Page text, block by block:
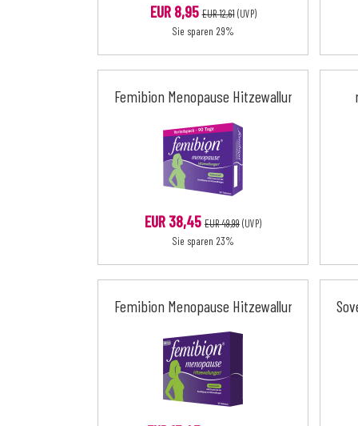
EUR 8,95 EUR 12,61(UVP)
Sie sparen 29%
Femibion Menopause Hitzewallungen
EUR 38,45 EUR 49,99(UVP)
Sie sparen 23%
Femibion Menopause Hitzewallungen